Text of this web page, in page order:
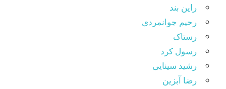
راین بند
رحیم جوانمردی
رستاک
رسول کرد
رشید سینایی
رضا آبزین